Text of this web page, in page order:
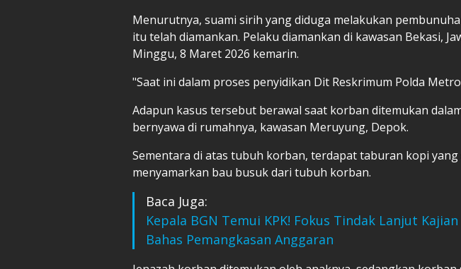
Menurutnya, suami sirih yang diduga melakukan
itu telah diamankan. Pelaku diamankan di kawasan Bekasi,
Minggu, 8 Maret 2026 kemarin.
"Saat ini dalam proses penyidikan Dit Reskrimum Polda Metro
Adapun kasus tersebut berawal saat korban ditemukan
bernyawa di rumahnya, kawasan Meruyung, Depok.
Sementara di atas tubuh korban, terdapat taburan kopi
menyamarkan bau busuk dari tubuh korban.
Baca Juga:
Kepala BGN Temui KPK! Fokus Tindak Lanjut
Bahas Pemangkasan Anggaran